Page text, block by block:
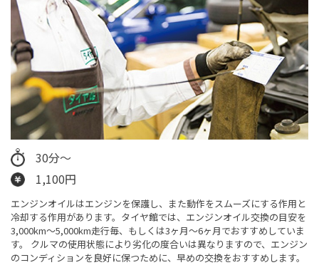
30分～
1,100円
エンジンオイルはエンジンを保護し、また動作をスムーズにする作用と
冷却する作用があります。タイヤ館では、エンジンオイル交換の目安を
3,000km～5,000km走行毎、もしくは3ヶ月〜6ヶ月でおすすめしていま
す。 クルマの使用状態により劣化の度合いは異なりますので、エンジン
のコンディションを良好に保つために、早めの交換をおすすめします。